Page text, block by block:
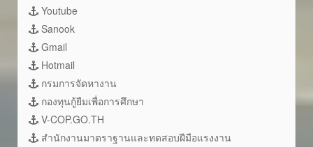
Youtube
Sanook
Gmail
Hotmail
กรมการจัดหางาน
กองทุนกู้ยืมเพื่อการศึกษา
V-COP.GO.TH
สำนักงานมาตราฐานและทดสอบฝีมือแรงงาน